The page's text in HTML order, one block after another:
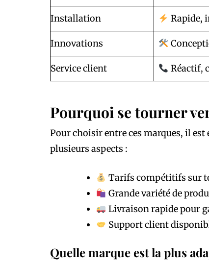
Installation Rapide,
Innovations
Service client Réactif,
Pourquoi se tourner
Pour choisir entre ces marques, il
plusieurs aspects :
Tarifs compétitifs sur
Grande variété de
Livraison rapide pour
Support client
Quelle marque est la plus